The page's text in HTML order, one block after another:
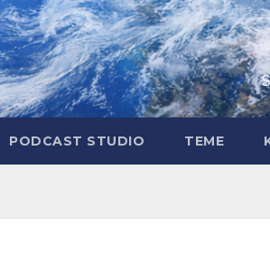
PODCAST STUDIO TEME